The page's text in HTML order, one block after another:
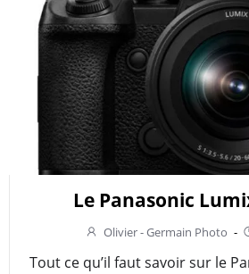
Le Panasonic
Olivier - Germain Photo -
Tout ce qu’il faut savoir sur le